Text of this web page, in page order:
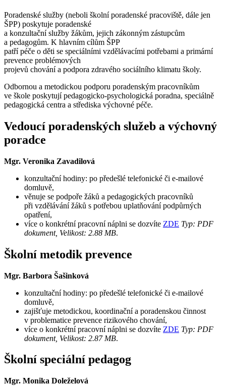
Poradenské služby (neboli školní poradenské pracoviště, dále jen
ŠPP) poskytuje poradenské
a konzultační služby žákům, jejich zákonným zástupcům
a pedagogům. K hlavním cílům ŠPP
patří péče o děti se speciálními vzdělávacími potřebami a primární
prevence problémových
projevů chování a podpora zdravého sociálního klimatu školy.
Odbornou a metodickou podporu poradenským pracovníkům
ve škole poskytují pedagogicko-psychologická poradna, speciálně
pedagogická centra a střediska výchovné péče.
Vedoucí poradenských služeb a výchovný
poradce
Mgr. Veronika Zavadilová
konzultační hodiny: po předešlé telefonické či e-mailové
domluvě,
věnuje se podpoře žáků a pedagogických pracovníků
při vzdělávání žáků s potřebou uplatňování podpůrných
opatření,
více o konkrétní pracovní náplni se dozvíte ZDE Typ: PDF
dokument, Velikost: 2.88 MB.
Školní metodik prevence
Mgr. Barbora Šašinková
konzultační hodiny: po předešlé telefonické či e-mailové
domluvě,
zajišťuje metodickou, koordinační a poradenskou činnost
v problematice prevence rizikového chování,
více o konkrétní pracovní náplni se dozvíte ZDE Typ: PDF
dokument, Velikost: 2.87 MB.
Školní speciální pedagog
Mgr. Monika Doleželová